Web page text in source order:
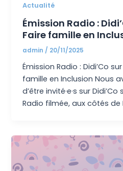
Actualité
Émission Radio :
Faire famille en
admin / 20/11/2025
Émission Radio : Didi’Co
famille en Inclusion Nous
d’être invité·e·s sur
Radio filmée, aux côtés de